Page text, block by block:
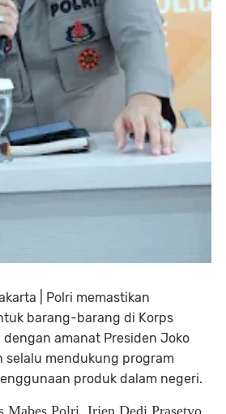
| Polri memastikan
barang-barang di Korps
amanat Presiden Joko
selalu mendukung program
produk dalam negeri.